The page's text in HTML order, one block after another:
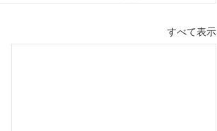
すべて表示